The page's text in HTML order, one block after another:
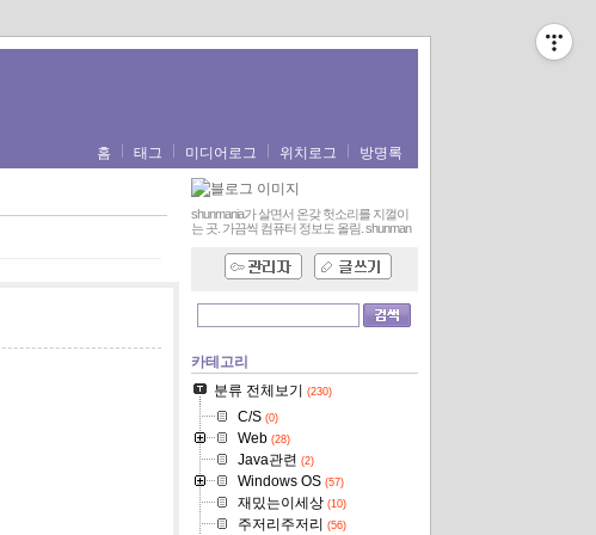
홈 태그 미디어로그 위치로그 방명록
shunmania가 살면서 온갖 헛소리를 지껄이
는 곳. 가끔씩 컴퓨터 정보도 올림. shunman
카테고리
분류 전체보기
(230)
C/S(0)
Web(28)
Java관련 (2)
Windows OS(57)
재밌는이세상(10)
주저리주저리 (56)